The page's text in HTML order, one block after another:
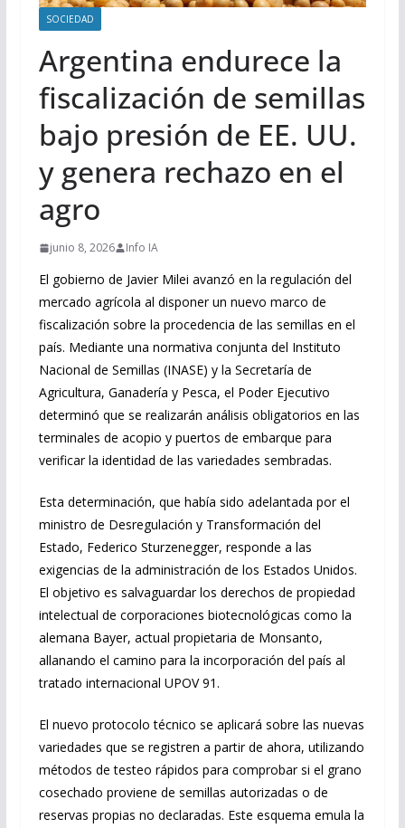
SOCIEDAD
Argentina endurece la
fiscalización de semillas
bajo presión de EE. UU.
y genera rechazo en el
agro
junio 8, 2026 Info IA
El gobierno de Javier Milei avanzó en la regulación del
mercado agrícola al disponer un nuevo marco de
fiscalización sobre la procedencia de las semillas en el
país. Mediante una normativa conjunta del Instituto
Nacional de Semillas (INASE) y la Secretaría de
Agricultura, Ganadería y Pesca, el Poder Ejecutivo
determinó que se realizarán análisis obligatorios en las
terminales de acopio y puertos de embarque para
verificar la identidad de las variedades sembradas.
Esta determinación, que había sido adelantada por el
ministro de Desregulación y Transformación del
Estado, Federico Sturzenegger, responde a las
exigencias de la administración de los Estados Unidos.
El objetivo es salvaguardar los derechos de propiedad
intelectual de corporaciones biotecnológicas como la
alemana Bayer, actual propietaria de Monsanto,
allanando el camino para la incorporación del país al
tratado internacional UPOV 91.
El nuevo protocolo técnico se aplicará sobre las nuevas
variedades que se registren a partir de ahora, utilizando
métodos de testeo rápidos para comprobar si el grano
cosechado proviene de semillas autorizadas o de
reservas propias no declaradas. Este esquema emula la